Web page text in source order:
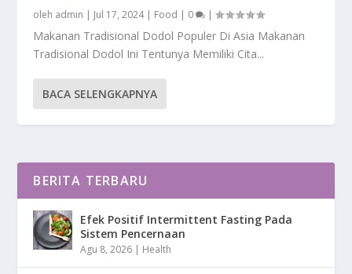
oleh admin | Jul 17, 2024| Food | 0 |
Makanan Tradisional Dodol Populer Di Asia Makanan
Tradisional Dodol Ini Tentunya Memiliki Cita...
BACA SELENGKAPNYA
BERITA TERBARU
Efek Positif Intermittent Fasting Pada
Sistem Pencernaan
Agu 8, 2026 | Health